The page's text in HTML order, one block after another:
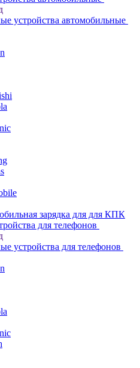
устройства автомобильные
зарядка для для КПК
для телефонов
устройства для телефонов